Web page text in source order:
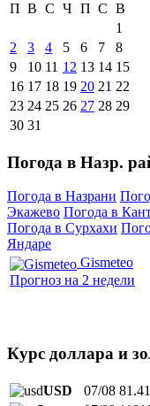
П В С Ч П С В
1
2
3 4 5 6 7
8
9
10 11 12 13 14 15
16 17 18 19 20 21 22
23 24 25 26 27 28 29
30 31
Погода в Назр.
Погода в Назрани
Экажево Погода в
Погода в Сурхахи
Яндаре
Gismeteo
Прогноз на 2 недели
Курс доллара и
USD 07/08 81.41